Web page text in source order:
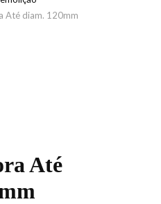
Até diam. 120mm
Até